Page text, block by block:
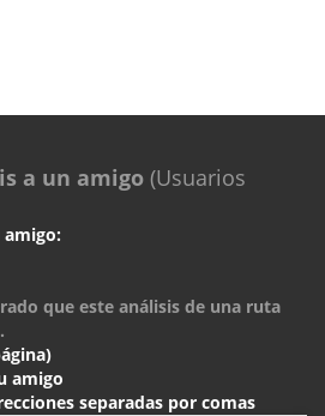
a un amigo (Usuarios
que este análisis de una ruta
amigo
separadas por comas